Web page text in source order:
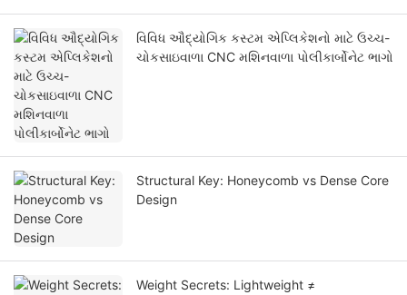
વિવિધ ઔદ્યોગિક કસ્ટમ એપ્લિકેશનો માટે ઉચ્ચ-
ચોકસાઇવાળા CNC મશિનવાળા પોલીકાર્બોનેટ ભાગો
Structural Key: Honeycomb vs Dense Core
Design
Weight Secrets: Lightweight ≠